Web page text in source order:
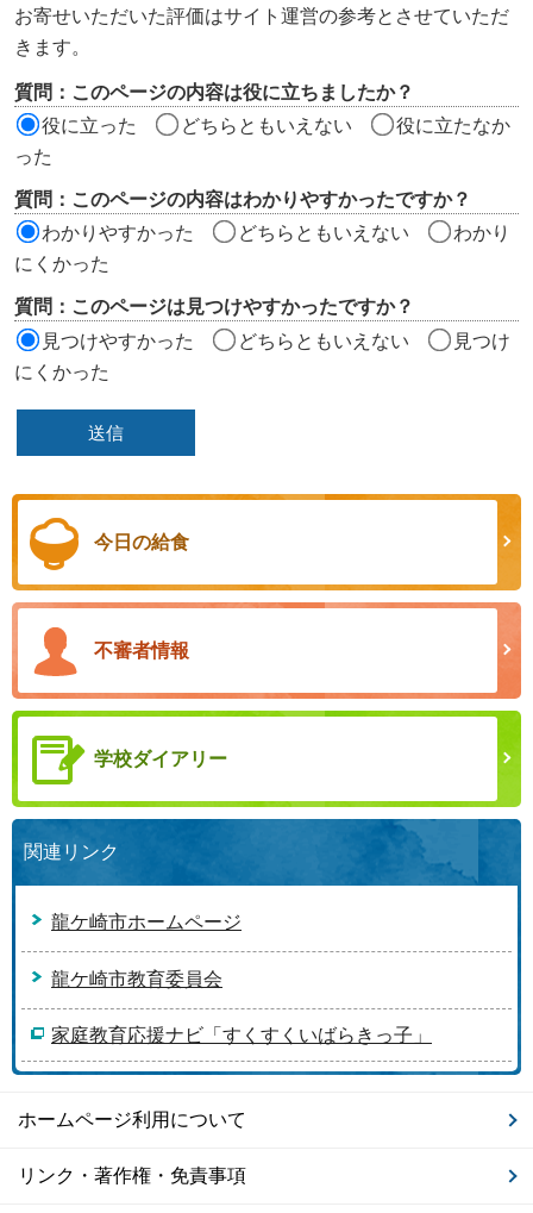
ン
ツ
評
価
ア
お寄せいただいた評価はサイト運営の参考とさせていただ
きます。
質問：このページの内容は役に立ちましたか？
役に立った
どちらともいえない
役に立たなか
った
質問：このページの内容はわかりやすかったですか？
わかりやすかった
どちらともいえない
わかり
にくかった
質問：このページは見つけやすかったですか？
見つけやすかった
どちらともいえない
見つけ
にくかった
今日の給食
不審者情報
学校ダイアリー
関連リンク
龍ケ崎市ホームページ
龍ケ崎市教育委員会
家庭教育応援ナビ「すくすくいばらきっ子」
ホームページ利用について
リンク・著作権・免責事項